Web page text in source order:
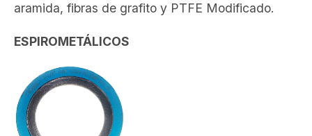
aramida, fibras de grafito y PTFE Modificado.
ESPIROMETÁLICOS